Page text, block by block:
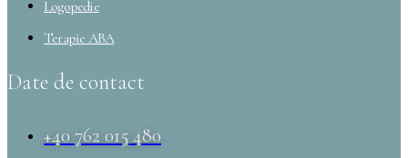
Logopedie
Terapie ABA
Date de contact
+40 762 015 480